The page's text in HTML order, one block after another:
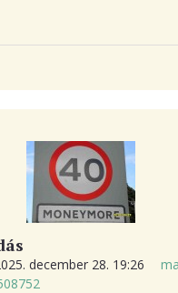
december 28. 19:26